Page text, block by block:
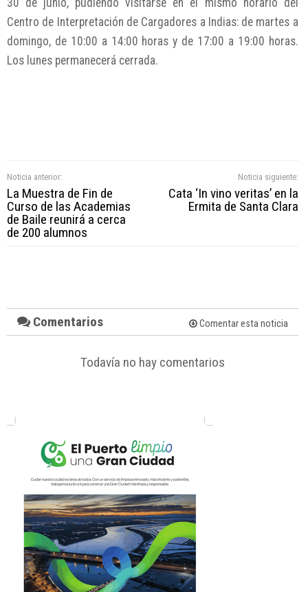
Centro de Interpretación de Cargadores a Indias: de martes a
domingo, de 10:00 a 14:00 horas y de 17:00 a 19:00 horas.
Los lunes permanecerá cerrada.
Noticia anterior:
La Muestra de Fin de
Curso de las Academias
de Baile reunirá a cerca
de 200 alumnos
Noticia siguiente:
Cata ‘In vino veritas’ en la
Ermita de Santa Clara
Comentarios Comentar esta noticia
Todavía no hay comentarios